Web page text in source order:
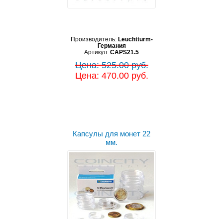
Производитель: Leuchtturm-
Германия
Артикул: CAPS21.5
Цена: 525.00 руб.
Цена: 470.00 руб.
Капсулы для монет 22
мм.